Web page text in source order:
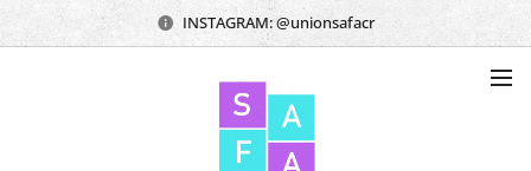
INSTAGRAM: @unionsafacr